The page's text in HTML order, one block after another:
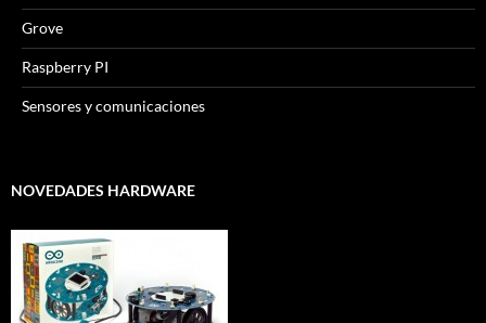
Grove
Raspberry PI
Sensores y comunicaciones
NOVEDADES HARDWARE